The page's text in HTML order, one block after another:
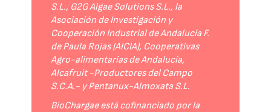
S.L., G2G Algae Solutions S.L., la
Asociación de Investigación y
Cooperación Industrial de Andalucía F.
de Paula Rojas (AICIA), Cooperativas
Agro-alimentarias de Andalucía,
Alcafruit -Productores del Campo
S.C.A.- y Pentanux-Almoxata S.L.
BioChargae está cofinanciado por la